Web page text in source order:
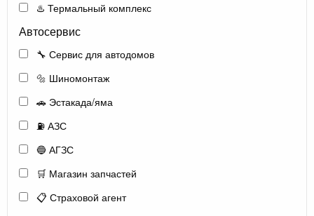
♨️ Термальный комплекс
Автосервис
🔧 Сервис для автодомов
🔩 Шиномонтаж
🚗 Эстакада/яма
⛽ АЗС
🔵 АГЗС
🛒 Магазин запчастей
📋 Страховой агент